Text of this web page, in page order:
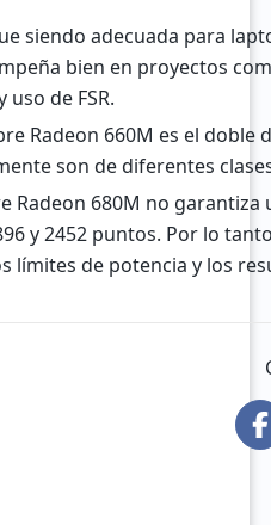
siendo adecuada para
bien en proyectos
de FSR.
Radeon 660M es el
son de diferentes
Radeon 680M no
y 2452 puntos. Por lo
límites de potencia y los